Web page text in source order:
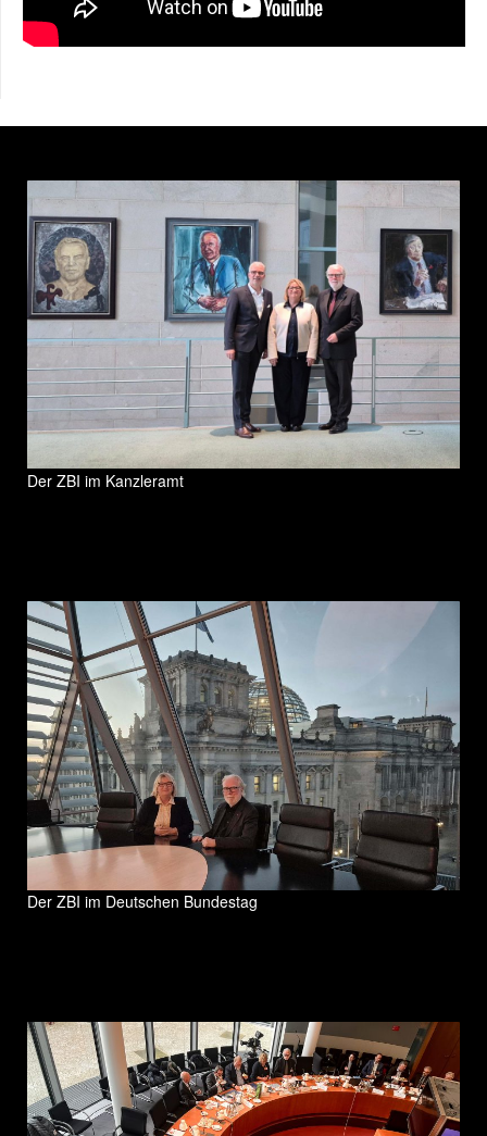
Der ZBI im Kanzleramt
Der ZBI im Deutschen Bundestag